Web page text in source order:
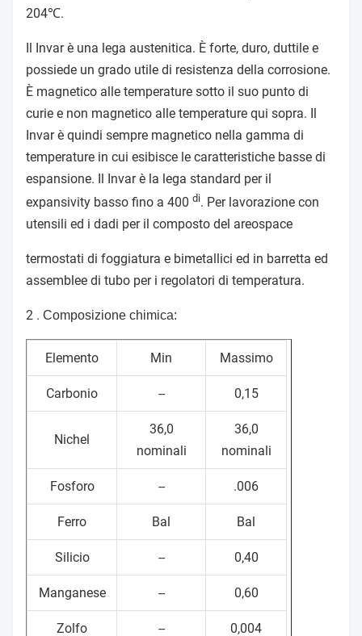
204℃.
Il Invar è una lega austenitica. È forte, duro, duttile e
possiede un grado utile di resistenza della corrosione.
È magnetico alle temperature sotto il suo punto di
curie e non magnetico alle temperature qui sopra. Il
Invar è quindi sempre magnetico nella gamma di
temperature in cui esibisce le caratteristiche basse di
espansione. Il Invar è la lega standard per il
expansivity basso fino a 400 di. Per lavorazione con
utensili ed i dadi per il composto del areospace
termostati di foggiatura e bimetallici ed in barretta ed
assemblee di tubo per i regolatori di temperatura.
2 . Composizione chimica:
Elemento Min Massimo
Carbonio -- 0,15
Nichel
36,0
nominali
36,0
nominali
Fosforo -- .006
Ferro Bal Bal
Silicio -- 0,40
Manganese -- 0,60
Zolfo -- 0,004